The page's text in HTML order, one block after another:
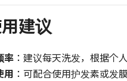
建议
率 ：建议每天洗发，根据个
用 ：可配合使用护发素或发